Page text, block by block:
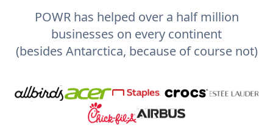
POWR has helped over a half million
businesses on every continent
(besides Antarctica, because of course not)